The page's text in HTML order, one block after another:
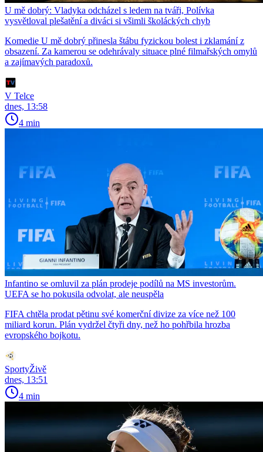
U mě dobrý: Vladyka odcházel s ledem na tváři, Polívka
vysvětloval plešatění a diváci si všimli školáckých chyb
Komedie U mě dobrý přinesla štábu fyzickou bolest i zklamání z
obsazení. Za kamerou se odehrávaly situace plné filmařských omylů
a zajímavých paradoxů.
V Telce
dnes, 13:58
4 min
Infantino se omluvil za plán prodeje podílů na MS investorům.
UEFA se ho pokusila odvolat, ale neuspěla
FIFA chtěla prodat pětinu své komerční divize za více než 100
miliard korun. Plán vydržel čtyři dny, než ho pohřbila hrozba
evropského bojkotu.
SportyŽivě
dnes, 13:51
4 min